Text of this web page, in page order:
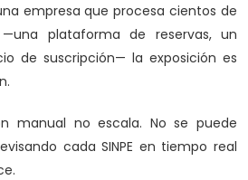
empresa que procesa cientos de
plataforma de reservas, un
de suscripción— la exposición es
manual no escala. No se puede
cada SINPE en tiempo real